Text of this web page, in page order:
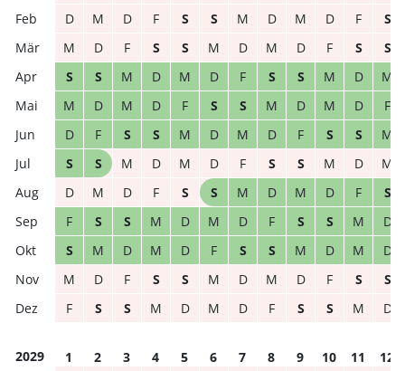
D
M D F S S M D M D F
S
M
D F S S M D M D F S
S
S
S M D M D F S S M D
M
M
D M D F S S M D M D
F
D
F S S M D M D F S S
M
S
S M D M D F S S M D
M
D
M D F S S M D M D F
S
F
S S M D M D F S S M
D
S
M D M D F S S M D M
D
M
D F S S M D M D F S
S
F
S S M D M D F S S M D
2029 1 2 3 4 5 6 7 8 9 10 11
12